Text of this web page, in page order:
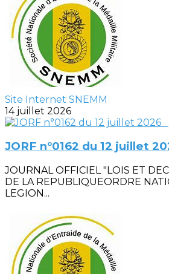
Site Internet SNEMM
14 juillet 2026
JORF n°0162 du 12 juillet
JOURNAL OFFICIEL "LOIS ET
DE LA REPUBLIQUEORDRE
LEGION...